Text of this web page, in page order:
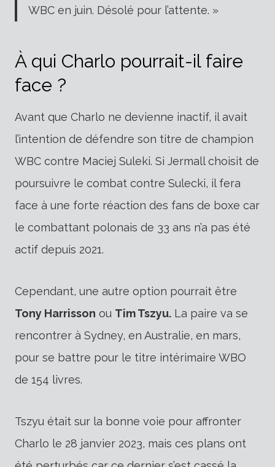
WBC en juin. Désolé pour l’attente. »
À qui Charlo pourrait-il faire
face ?
Avant que Charlo ne devienne inactif, il avait
l’intention de défendre son titre de champion
WBC contre Maciej Suleki. Si Jermall choisit de
poursuivre le combat contre Sulecki, il fera
face à une forte réaction des fans de boxe car
le combattant polonais de 33 ans n’a pas été
actif depuis 2021.
Cependant, une autre option pourrait être
Tony Harrisson ou Tim Tszyu. La paire va se
rencontrer à Sydney, en Australie, en mars,
pour se battre pour le titre intérimaire WBO
de 154 livres.
Tszyu était sur la bonne voie pour affronter
Charlo le 28 janvier 2023, mais ces plans ont